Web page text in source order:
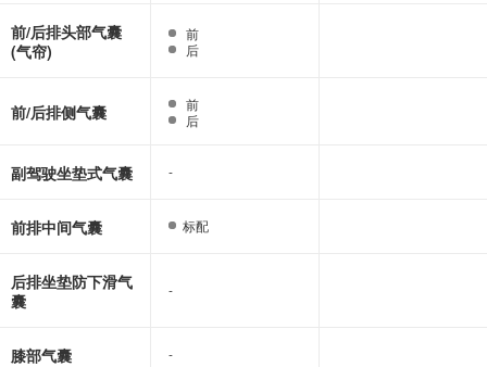
前/后排头部气囊
(气帘)
前
后
前/后排侧气囊
前
后
副驾驶坐垫式气囊 -
前排中间气囊 标配
后排坐垫防下滑气
囊
-
膝部气囊 -
前
后
前
后
-
标配
-
-